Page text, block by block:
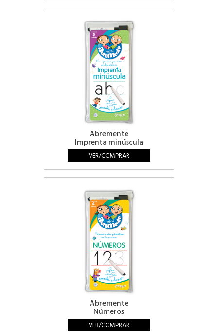
Abremente
Imprenta minúscula
VER/COMPRAR
Abremente
Números
VER/COMPRAR